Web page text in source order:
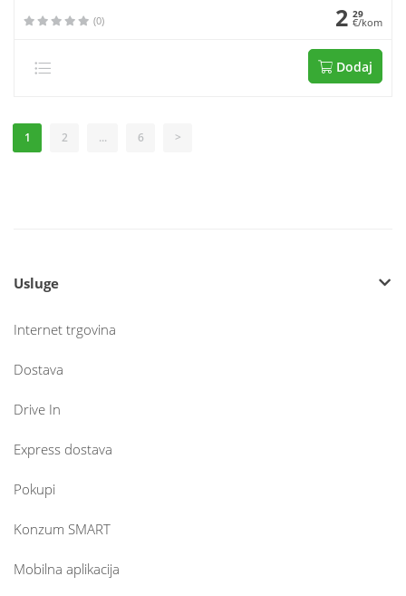
(0) 2 29
€/kom
Dodaj
1 2 ... 6 >
Usluge
Internet trgovina
Dostava
Drive In
Express dostava
Pokupi
Konzum SMART
Mobilna aplikacija